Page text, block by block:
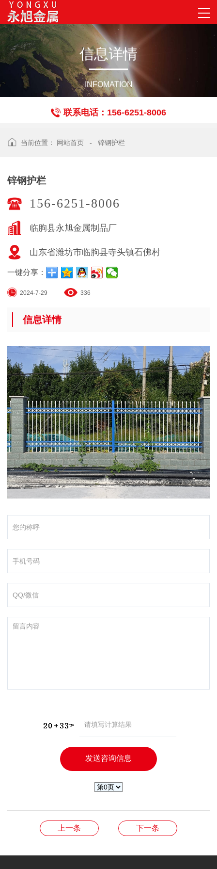
信息详情
INFOMATION
联系电话：156-6251-8006
当前位置： 网站首页 - 锌钢护栏
锌钢护栏
156-6251-8006
临朐县永旭金属制品厂
山东省潍坊市临朐县寺头镇石佛村
一键分享：
2024-7-29 336
信息详情
上一条 下一条